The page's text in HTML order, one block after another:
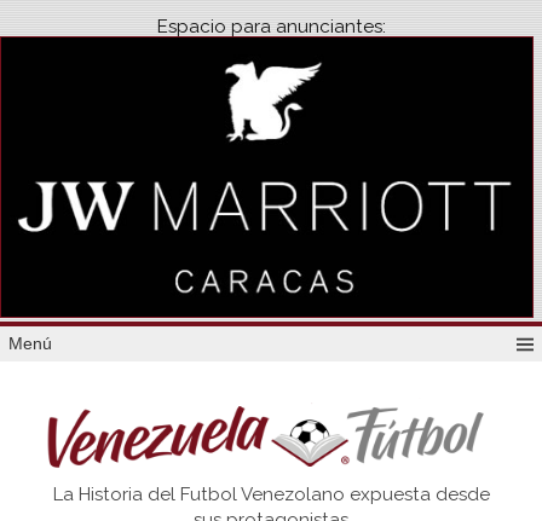
Espacio para anunciantes:
Menú
Venezuela
La Historia del Futbol Venezolano expuesta desde